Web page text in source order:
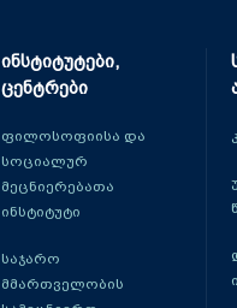
ინსტიტუტები,
ცენტრები
ფილოსოფიისა და
სოციალურ
მეცნიერებათა
ინსტიტუტი
საჯარო
მმართველობის